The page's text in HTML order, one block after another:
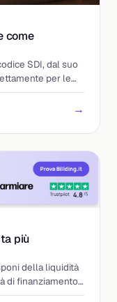
come
SDI, dal suo
per le
→
più
della liquidità
di finanziamento